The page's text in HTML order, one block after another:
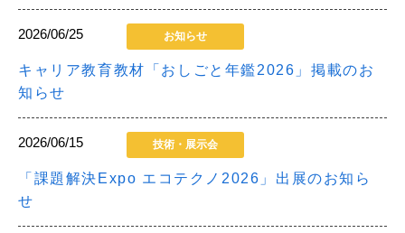
2026/06/25 お知らせ
キャリア教育教材「おしごと年鑑2026」掲載のお
知らせ
2026/06/15 技術・展示会
「課題解決Expo エコテクノ2026」出展のお知ら
せ